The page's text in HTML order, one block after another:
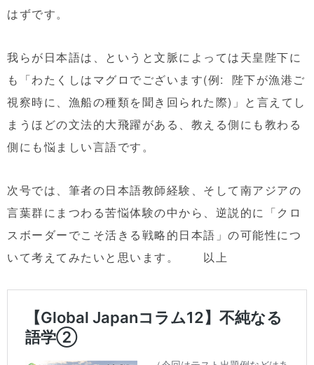
はずです。
我らが日本語は、というと文脈によっては天皇陛下に
も「わたくしはマグロでございます(例: 陛下が漁港ご
視察時に、漁船の種類を聞き回られた際)」と言えてし
まうほどの文法的大飛躍がある、教える側にも教わる
側にも悩ましい言語です。
次号では、筆者の日本語教師経験、そして南アジアの
言葉群にまつわる苦悩体験の中から、逆説的に「クロ
スボーダーでこそ活きる戦略的日本語」の可能性につ
いて考えてみたいと思います。 以上